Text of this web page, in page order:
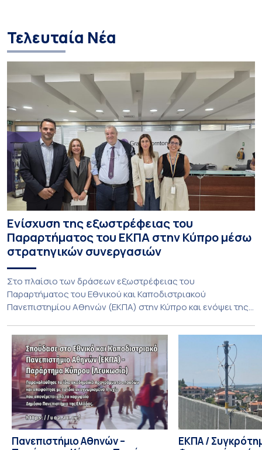
Τελευταία Νέα
Ενίσχυση της εξωστρέφειας του
Παραρτήματος του ΕΚΠΑ στην Κύπρο μέσω
στρατηγικών συνεργασιών
Στο πλαίσιο των δράσεων εξωστρέφειας του
Παραρτήματος του Εθνικού και Καποδιστριακού
Πανεπιστημίου Αθηνών (ΕΚΠΑ) στην Κύπρο και ενόψει της
Τμήματος Οικονομικών Επιστημών και του Τμήματος
Διοίκησης Επιχειρήσεων και Οργανισμών τον Σεπτέμβριο
του 2026, ο Κοσμήτορας της Σχολής Οικονομικών και
Πολιτικών Επιστημών, Καθηγητής Νικόλαος Ηρειώτης, και ο
Πρόεδρος του Τμήματος […]
Πανεπιστήμιο Αθηνών –
ΕΚΠΑ /